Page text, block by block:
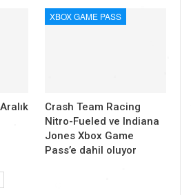
XBOX GAME PASS
Crash Team Racing
Nitro-Fueled ve Indiana
Jones Xbox Game
Pass’e dahil oluyor